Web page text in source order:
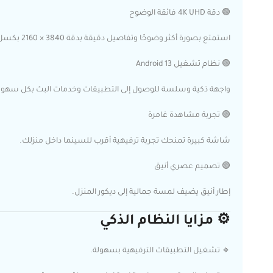
🟢 دقة 4K UHD فائقة الوضوح
استمتع بصورة أكثر وضوحًا وتفاصيل دقيقة بدقة 3840 × 2160 بكسل.
🟢 نظام تشغيل Android 13
واجهة ذكية وسلسة للوصول إلى التطبيقات وخدمات البث بكل
🟢 تجربة مشاهدة غامرة
شاشة كبيرة تمنحك تجربة ترفيهية أقرب للسينما داخل منزلك.
🟢 تصميم عصري أنيق
إطار أنيق يضيف لمسة جمالية إلى ديكور المنزل.
⚙️ مزايا النظام الذكي
🔹 تشغيل التطبيقات الترفيهية بسهولة.